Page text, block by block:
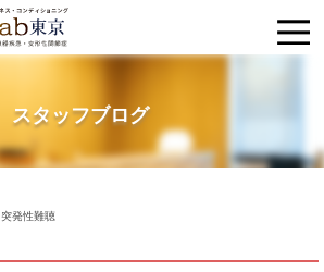
スタッフブログ
突発性難聴